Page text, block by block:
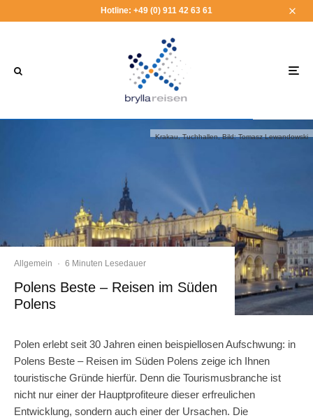
Hotline: +49 (0) 911 42 63 61
Krakau, Tuchhallen, Bild: Tomasz Lewandowski
Allgemein · 6 Minuten Lesedauer
Polens Beste – Reisen im Süden
Polens
Polen erlebt seit 30 Jahren einen beispiellosen Aufschwung: in
Polens Beste – Reisen im Süden Polens zeige ich Ihnen
touristische Gründe hierfür. Denn die Tourismusbranche ist
nicht nur einer der Hauptprofiteure dieser erfreulichen
Entwicklung, sondern auch einer der Ursachen. Die